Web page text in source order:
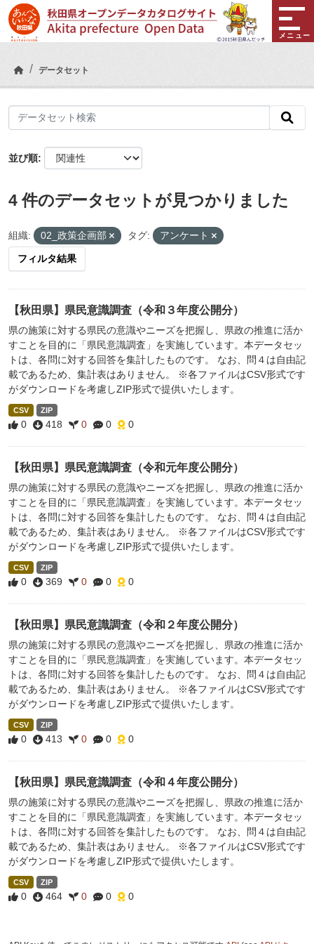
Skip to main content
メニュー
データセット
並び順
4 件のデータセットが見つかりました
組織: 02_政策企画部 タグ: アンケート
フィルタ結果
【秋田県】県民意識調査（令和３年度公開分）
県の施策に対する県民の意識やニーズを把握し、県政の推進に活か
すことを目的に「県民意識調査」を実施しています。本データセッ
トは、各問に対する回答を集計したものです。 なお、問４は自由記
載であるため、集計表はありません。 ※各ファイルはCSV形式です
がダウンロードを考慮しZIP形式で提供いたします。
CSV ZIP
0 418 0 0 0
【秋田県】県民意識調査（令和元年度公開分）
県の施策に対する県民の意識やニーズを把握し、県政の推進に活か
すことを目的に「県民意識調査」を実施しています。本データセッ
トは、各問に対する回答を集計したものです。 なお、問４は自由記
載であるため、集計表はありません。 ※各ファイルはCSV形式です
がダウンロードを考慮しZIP形式で提供いたします。
CSV ZIP
0 369 0 0 0
【秋田県】県民意識調査（令和２年度公開分）
県の施策に対する県民の意識やニーズを把握し、県政の推進に活か
すことを目的に「県民意識調査」を実施しています。本データセッ
トは、各問に対する回答を集計したものです。 なお、問４は自由記
載であるため、集計表はありません。 ※各ファイルはCSV形式です
がダウンロードを考慮しZIP形式で提供いたします。
CSV ZIP
0 413 0 0 0
【秋田県】県民意識調査（令和４年度公開分）
県の施策に対する県民の意識やニーズを把握し、県政の推進に活か
すことを目的に「県民意識調査」を実施しています。本データセッ
トは、各問に対する回答を集計したものです。 なお、問４は自由記
載であるため、集計表はありません。 ※各ファイルはCSV形式です
がダウンロードを考慮しZIP形式で提供いたします。
CSV ZIP
0 464 0 0 0